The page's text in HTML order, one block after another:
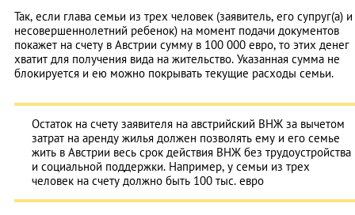
Так, если глава семьи из трех человек (заявитель, его супруг(а) и
несовершеннолетний ребенок) на момент подачи документов
покажет на счету в Австрии сумму в 100 000 евро, то этих денег
хватит для получения вида на жительство. Указанная сумма не
блокируется и ею можно покрывать текущие расходы семьи.
Остаток на счету заявителя на австрийский ВНЖ за вычетом
затрат на аренду жилья должен позволять ему и его семье
жить в Австрии весь срок действия ВНЖ без трудоустройства
и социальной поддержки. Например, у семьи из трех
человек на счету должно быть 100 тыс. евро